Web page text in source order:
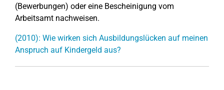
(Bewerbungen) oder eine Bescheinigung vom
Arbeitsamt nachweisen.
(2010): Wie wirken sich Ausbildungslücken auf meinen
Anspruch auf Kindergeld aus?